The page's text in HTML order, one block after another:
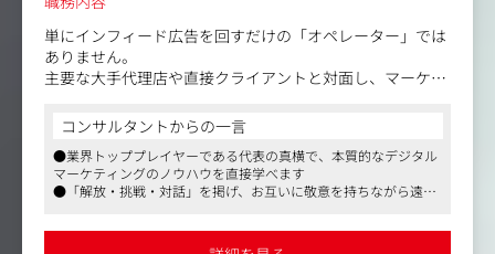
仮説検証を回すことが好き・数値をもとに改善する思考
単にインフィード広告を回すだけの「オペレーター」では
ありません。
主要な大手代理店や直接クライアントと対面し、マーケテ
フロント組織のコアメンバーとしてご活躍いただきます。
・ミッション/責任
担当媒体×商材の粗利最大化（最重要）
媒体特性に基づいた戦略設計
勝ちパターンの言語化・再現性構築
コンサルタントからの一言
●業界トッププレイヤーである代表の真横で、本質的なデジタル
マーケティングのノウハウを直接学べます
●「解放・挑戦・対話」を掲げ、お互いに敬意を持ちながら遠慮
度と、メリハリをつけて長く働けます